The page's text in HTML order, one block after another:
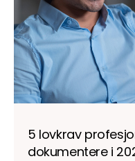
5 lovkrav
dokumentere i